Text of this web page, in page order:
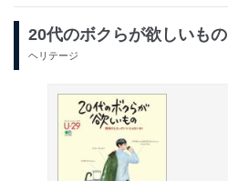
20代のボクらが欲しいもの
ヘリテージ